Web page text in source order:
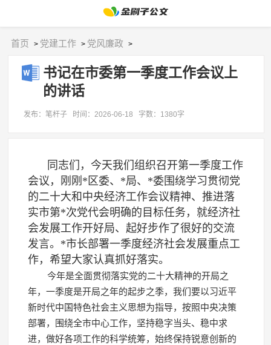
首页 > 党建工作 > 党风廉政 >
书记在市委第一季度工作会议上
的讲话
发布：笔杆子 时间：2026-06-18 字数：1380字
同志们，今天我们组织召开第一季度工作
会议，刚刚*区委、*局、*委围绕学习贯彻党
的二十大和中央经济工作会议精神、推进落
实市第*次党代会明确的目标任务，就经济社
会发展工作开好局、起好步作了很好的交流
发言。*市长部署一季度经济社会发展重点工
作，希望大家认真抓好落实。
今年是全面贯彻落实党的二十大精神的开局之
年，一季度是开局之年的起步之季，我们要以习近平
新时代中国特色社会主义思想为指导，按照中央决策
部署，围绕全市中心工作，坚持稳字当头、稳中求
进，做好各项工作的科学统筹，始终保持锐意创新的